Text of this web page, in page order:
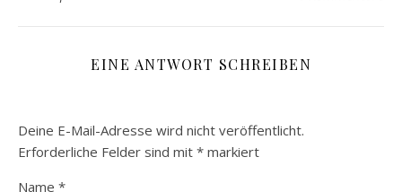
EINE ANTWORT SCHREIBEN
Deine E-Mail-Adresse wird nicht veröffentlicht.
Erforderliche Felder sind mit * markiert
Name *